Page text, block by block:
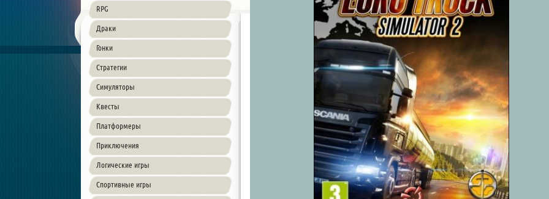
RPG
Драки
Гонки
Стратегии
Симуляторы
Квесты
Платформеры
Приключения
Логические игры
Спортивные игры